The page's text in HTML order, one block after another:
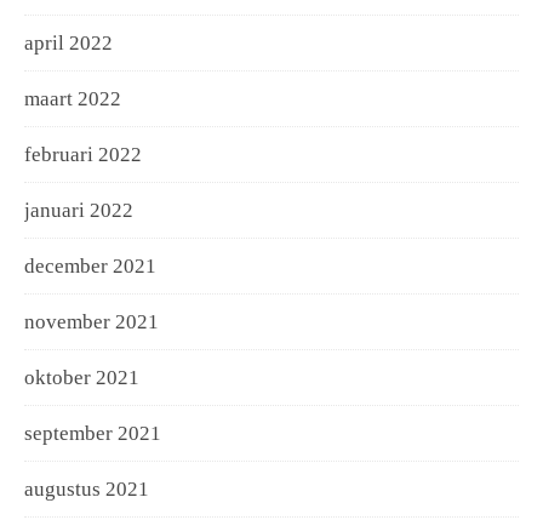
april 2022
maart 2022
februari 2022
januari 2022
december 2021
november 2021
oktober 2021
september 2021
augustus 2021